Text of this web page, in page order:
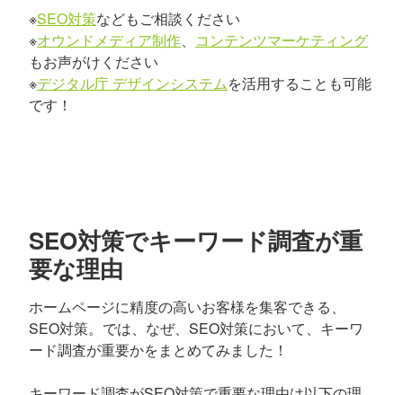
※SEO対策などもご相談ください
※オウンドメディア制作、 コンテンツマーケティング
もお声がけください
※デジタル庁 デザインシステムを活用することも可能
です！
SEO対策でキーワード調査が重
要な理由
ホームページに精度の高いお客様を集客できる、
SEO対策。では、なぜ、SEO対策において、キーワ
ード調査が重要かをまとめてみました！